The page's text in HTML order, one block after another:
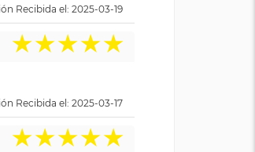
Recibida el: 2025-03-19
★★★★★
Recibida el: 2025-03-17
★★★★★